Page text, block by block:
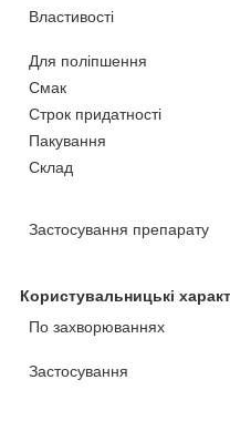
Властивості
Для поліпшення
Смак
Строк придатності
Пакування
Склад
Застосування препарату
Користувальницькі
По захворюваннях
Застосування